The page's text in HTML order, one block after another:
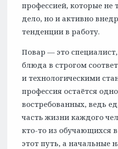
профессией, которые не
дело, но и активно
тенденции в работу.
Повар — это
блюда в строгом
и технологическими
профессия остаётся
востребованных, ведь
часть жизни каждого
кто-то из обучающихся
этот путь, а начальные